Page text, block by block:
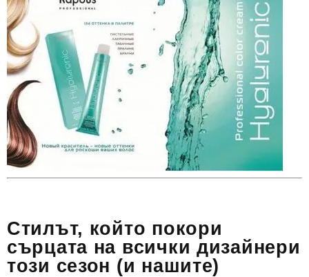
Стилът, който покори
сърцата на всички дизайнери
този сезон (и нашите)